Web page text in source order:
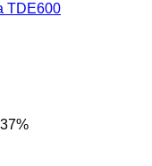
TDE600